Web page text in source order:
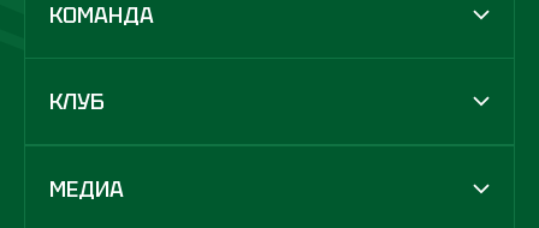
КОМАНДА
КЛУБ
МЕДИА